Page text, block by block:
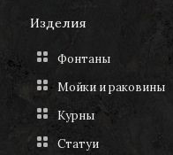
Изделия
Фонтаны
Мойки и раковины
Курны
Статуи